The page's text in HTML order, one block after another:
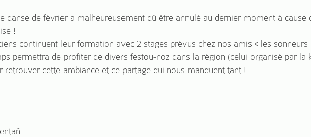
danse de février a malheureusement dû être annulé au dernier moment à cause
!
continuent leur formation avec 2 stages prévus chez nos amis « les
permettra de profiter de divers festou-noz dans la région (celui organisé par la
retrouver cette ambiance et ce partage qui nous manquent tant !